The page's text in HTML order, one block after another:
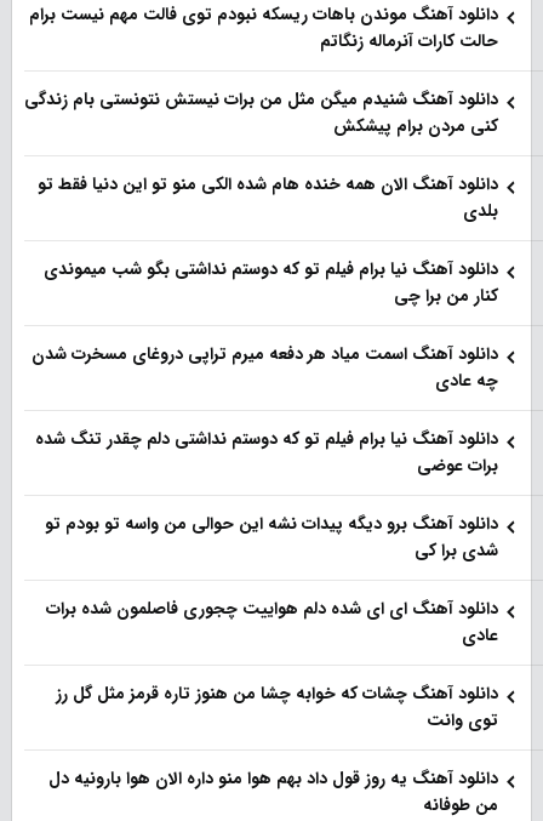
دانلود آهنگ موندن باهات ریسکه نبودم توی فالت مهم نیست برام
حالت کارات آنرماله زنگاتم
دانلود آهنگ شنیدم میگن مثل من برات نیستش نتونستی بام زندگی
کنی مردن برام پیشکش
دانلود آهنگ الان همه خنده هام شده الکی منو تو این دنیا فقط تو
بلدی
دانلود آهنگ نیا برام فیلم تو‌ که دوستم نداشتی بگو شب میموندی
کنار من برا چی
دانلود آهنگ اسمت میاد هر دفعه میرم تراپی دروغای مسخرت شدن
چه عادی
دانلود آهنگ نیا برام فیلم تو‌ که دوستم نداشتی دلم چقدر تنگ شده
برات عوضی
دانلود آهنگ برو دیگه پیدات نشه این حوالی من واسه تو‌ بودم تو
شدی برا کی
دانلود آهنگ ای ای شده دلم هواییت چجوری فاصلمون شده برات
عادی
دانلود آهنگ چشات که خوابه چشا من هنوز تاره قرمز مثل گل رز
توی وانت
دانلود آهنگ یه روز قول داد بهم هوا منو داره الان هوا بارونیه دل
من طوفانه